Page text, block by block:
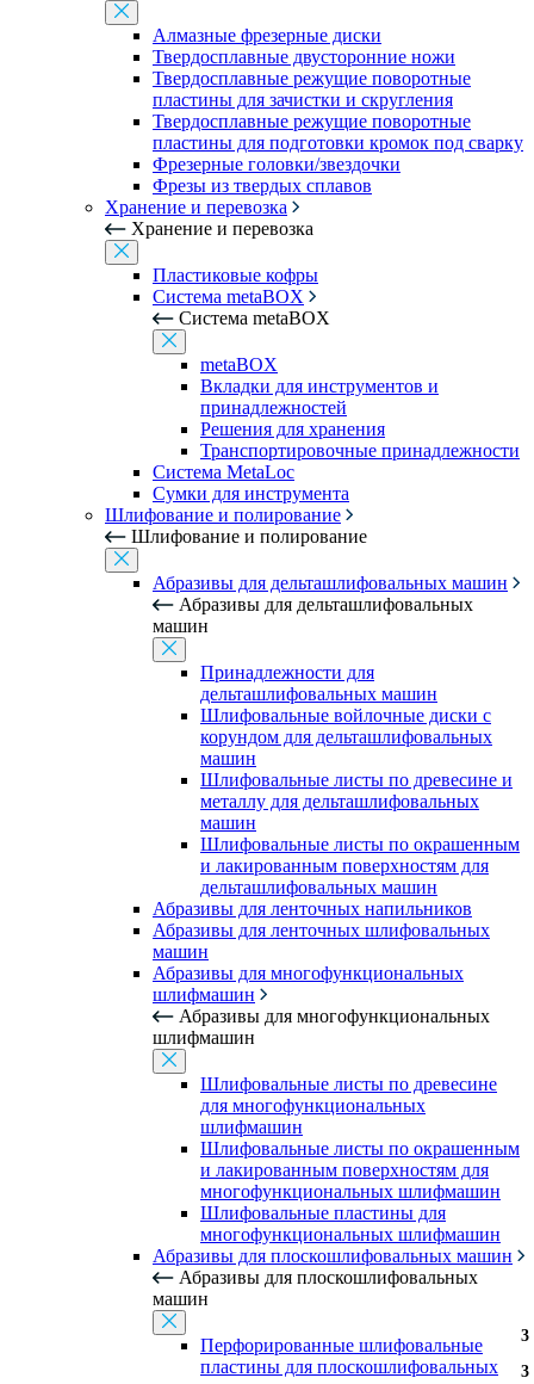
Алмазные фрезерные диски
Твердосплавные двусторонние ножи
Твердосплавные режущие поворотные
пластины для зачистки и скругления
Твердосплавные режущие поворотные
пластины для подготовки кромок под сварку
Фрезерные головки/звездочки
Фрезы из твердых сплавов
Хранение и перевозка
Хранение и перевозка
Пластиковые кофры
Система metaBOX
Система metaBOX
metaBOX
Вкладки для инструментов и
принадлежностей
Решения для хранения
Транспортировочные принадлежности
Система MetaLoc
Сумки для инструмента
Шлифование и полирование
Шлифование и полирование
Абразивы для дельташлифовальных машин
Абразивы для дельташлифовальных
машин
Принадлежности для
дельташлифовальных машин
Шлифовальные войлочные диски с
корундом для дельташлифовальных
машин
Шлифовальные листы по древесине и
металлу для дельташлифовальных
машин
Шлифовальные листы по окрашенным
и лакированным поверхностям для
дельташлифовальных машин
Абразивы для ленточных напильников
Абразивы для ленточных шлифовальных
машин
Абразивы для многофункциональных
шлифмашин
Абразивы для многофункциональных
шлифмашин
Шлифовальные листы по древесине
для многофункциональных
шлифмашин
Шлифовальные листы по окрашенным
и лакированным поверхностям для
многофункциональных шлифмашин
Шлифовальные пластины для
многофункциональных шлифмашин
Абразивы для плоскошлифовальных машин
Абразивы для плоскошлифовальных
машин
Перфорированные шлифовальные
пластины для плоскошлифовальных
3
3